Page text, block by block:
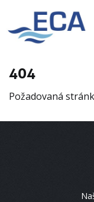
404
Požadovaná